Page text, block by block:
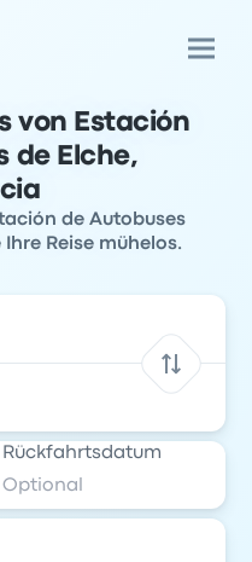
von Estación
de Elche,
de Autobuses
Reise mühelos.
Rückfahrtsdatum